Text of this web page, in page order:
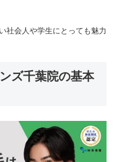
社会人や学生にとっても魅力
ズ千葉院の基本